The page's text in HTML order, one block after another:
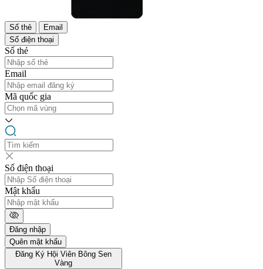
Số thẻ
Email
Số điện thoại
Số thẻ
Email
Mã quốc gia
Số điện thoại
Mật khẩu
Đăng nhập
Quên mật khẩu
Đăng Ký Hội Viên Bông Sen
Vàng